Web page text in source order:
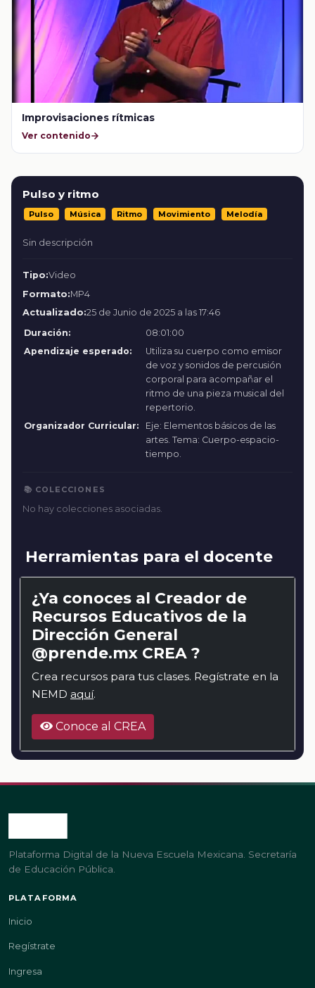
Improvisaciones rítmicas
Ver contenido
Pulso y ritmo
Pulso Música Ritmo Movimiento Melodía
Sin descripción
Tipo:Video
Formato:MP4
Actualizado:25 de Junio de 2025 a las 17:46
Duración:
08:01:00
Apendizaje esperado:
Utiliza su cuerpo como emisor
de voz y sonidos de percusión
corporal para acompañar el
ritmo de una pieza musical del
repertorio.
Organizador Curricular:
Eje: Elementos básicos de las
artes. Tema: Cuerpo-espacio-
tiempo.
📚 COLECCIONES
No hay colecciones asociadas.
Herramientas para el docente
¿Ya conoces al Creador de
Recursos Educativos de la
Dirección General
@prende.mx CREA ?
Crea recursos para tus clases. Regístrate en la
NEMD aquí.
Conoce al CREA
Plataforma Digital de la Nueva Escuela Mexicana. Secretaría
de Educación Pública.
PLATAFORMA
Inicio
Regístrate
Ingresa